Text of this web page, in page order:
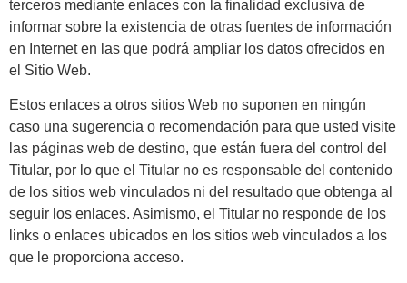
terceros mediante enlaces con la finalidad exclusiva de
informar sobre la existencia de otras fuentes de información
en Internet en las que podrá ampliar los datos ofrecidos en
el Sitio Web.
Estos enlaces a otros sitios Web no suponen en ningún
caso una sugerencia o recomendación para que usted visite
las páginas web de destino, que están fuera del control del
Titular, por lo que el Titular no es responsable del contenido
de los sitios web vinculados ni del resultado que obtenga al
seguir los enlaces. Asimismo, el Titular no responde de los
links o enlaces ubicados en los sitios web vinculados a los
que le proporciona acceso.